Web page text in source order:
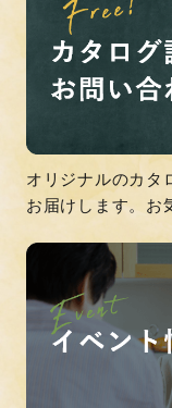
オリジナルのカタ
お届けします。お